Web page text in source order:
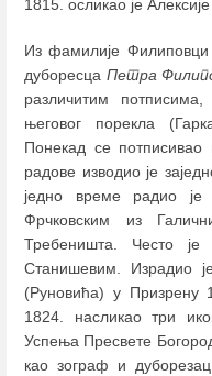
1815. осликао је
Из фамилије Филиповци
дуборесца Петра
различитим
његовог порекла
Понекад се
радове изводио је
једно време радио
Фрчковским из
Требеништа. Често
Станишевим. Израдио
(Руновића) у Призрену
1824. насликао три
Успења Пресвете
као зограф и